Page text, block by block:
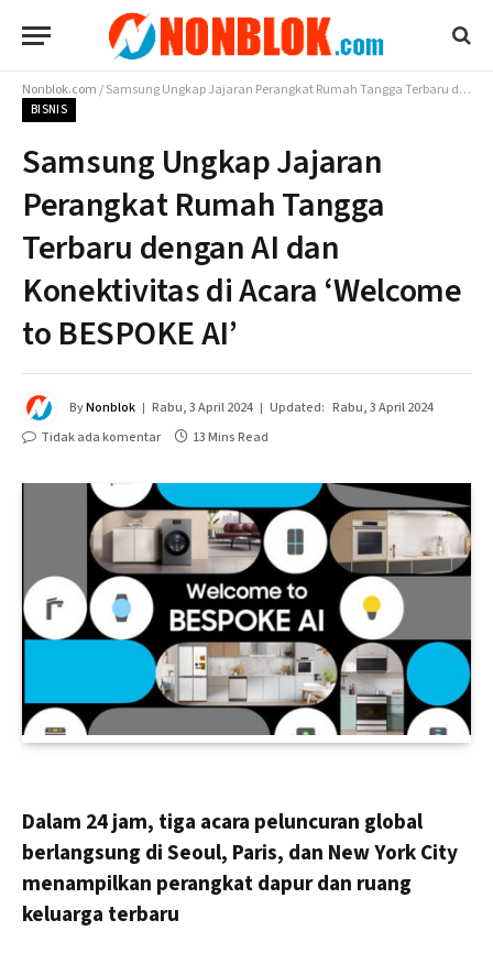
Nonblok.com/Samsung Ungkap Jajaran Perangkat Rumah Tangga Terbaru dengan AI dan Konektivitas di Acara ‘Welcome to BESPOKE AI’
BISNIS
Samsung Ungkap Jajaran
Perangkat Rumah Tangga
Terbaru dengan AI dan
Konektivitas di Acara ‘Welcome
to BESPOKE AI’
ByNonblok Rabu, 3 April 2024 Updated: Rabu, 3 April 2024
Tidak ada komentar
13 Mins Read
Dalam 24 jam, tiga acara peluncuran global
berlangsung di Seoul, Paris, dan New York City
menampilkan perangkat dapur dan ruang
keluarga terbaru